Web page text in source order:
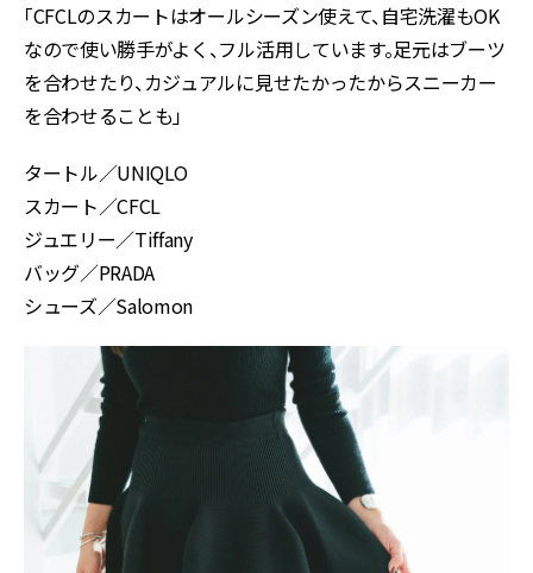
「CFCLのスカートはオールシーズン使えて、自宅洗濯もOK
なので使い勝手がよく、フル活用しています。足元はブーツ
を合わせたり、カジュアルに見せたかったからスニーカー
を合わせることも」
タートル／UNIQLO
スカート／CFCL
ジュエリー／Tiffany
バッグ／PRADA
シューズ／Salomon